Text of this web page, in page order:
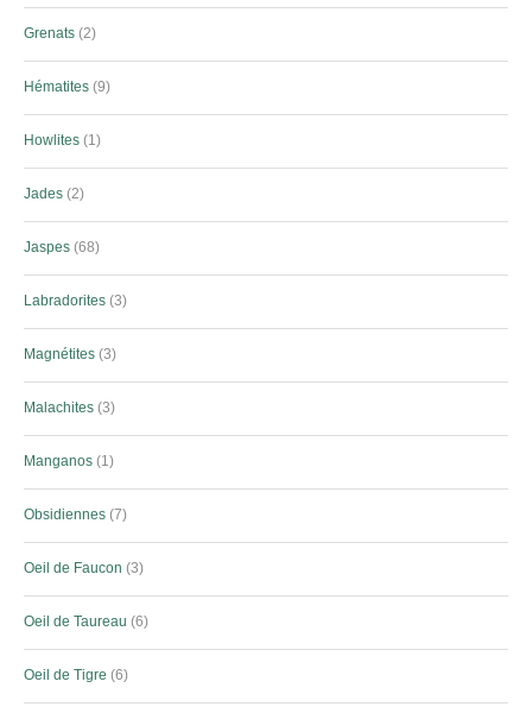
Grenats 2
Hématites 9
Howlites 1
Jades 2
Jaspes 68
Labradorites 3
Magnétites 3
Malachites 3
Manganos 1
Obsidiennes 7
Oeil de Faucon 3
Oeil de Taureau 6
Oeil de Tigre 6